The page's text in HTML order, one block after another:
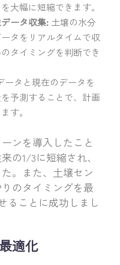
大幅に短縮できます。
ータ収集: 土壌の水分
タをリアルタイムで収
タイミングを判断でき
ータと現在のデータを
予測することで、計画
す。
ンを導入したこと
の1/3に短縮され、
。また、土壌セン
のタイミングを最
ることに成功しまし
適化